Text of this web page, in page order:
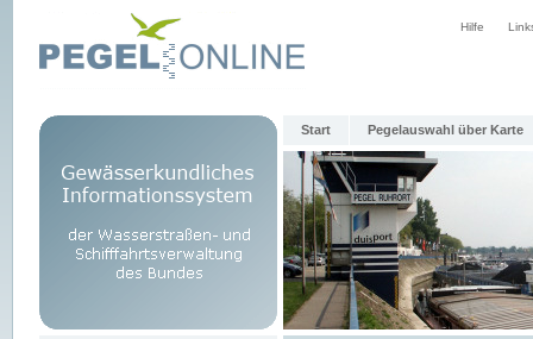
Hilfe
Start Pegelauswahl über Karte